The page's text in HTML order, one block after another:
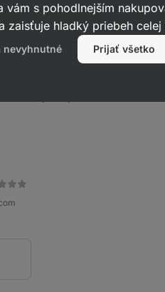
s pohodlnejším
zaisťuje hladký priebeh celej
nevyhnutné Prijať všetko